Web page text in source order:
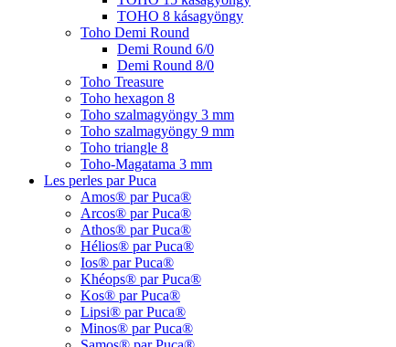
TOHO 8 kásagyöngy
Toho Demi Round
Demi Round 6/0
Demi Round 8/0
Toho Treasure
Toho hexagon 8
Toho szalmagyöngy 3 mm
Toho szalmagyöngy 9 mm
Toho triangle 8
Toho-Magatama 3 mm
Les perles par Puca
Amos® par Puca®
Arcos® par Puca®
Athos® par Puca®
Hélios® par Puca®
Ios® par Puca®
Khéops® par Puca®
Kos® par Puca®
Lipsi® par Puca®
Minos® par Puca®